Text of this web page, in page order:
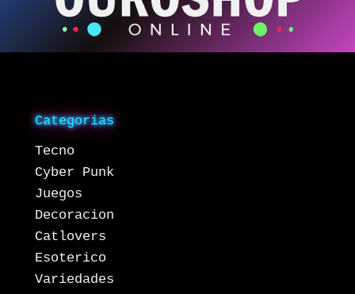
Categorias
Tecno
Cyber Punk
Juegos
Decoracion
Catlovers
Esoterico
Variedades